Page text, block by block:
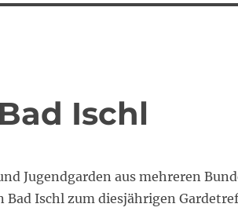
Ischl
Jugendgarden aus mehreren
Bad Ischl zum diesjährigen